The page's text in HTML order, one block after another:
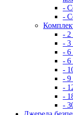
-
-
- 2
- 3
- 6
-
-
-
-
-
-